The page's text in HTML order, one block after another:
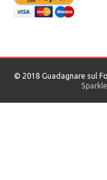
© 2018 Guadagnare sul